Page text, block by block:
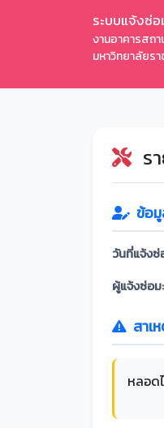
ระบบแจ้งซ่
งานอาคารสถ
มหาวิทยาลัยร
ร
ข้อมู
วันที่แจ้งซ่
ผู้แจ้งซ่อม:
สาเ
หลอด